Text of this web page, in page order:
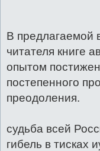
В предлагаемой
читателя книге
опытом
постепенного
преодоления.
судьба всей
гибель в тисках